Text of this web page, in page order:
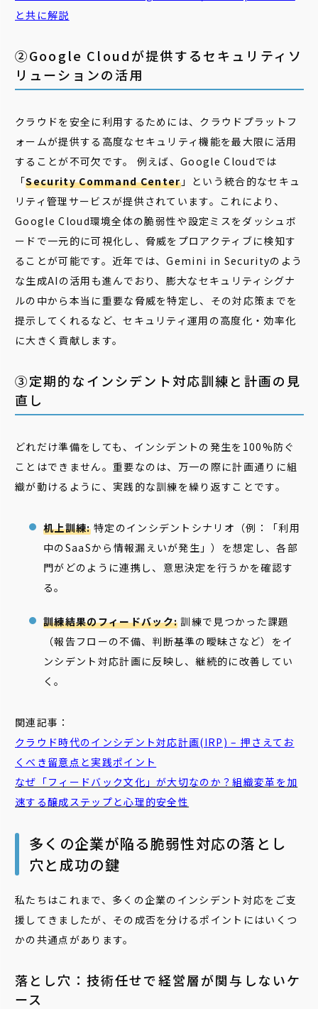
と共に解説
②Google Cloudが提供するセキュリティソ
リューションの活用
クラウドを安全に利用するためには、クラウドプラットフ
ォームが提供する高度なセキュリティ機能を最大限に活用
することが不可欠です。 例えば、Google Cloudでは
「Security Command Center」という統合的なセキュ
リティ管理サービスが提供されています。これにより、
Google Cloud環境全体の脆弱性や設定ミスをダッシュボ
ードで一元的に可視化し、脅威をプロアクティブに検知す
ることが可能です。近年では、Gemini in Securityのよう
な生成AIの活用も進んでおり、膨大なセキュリティシグナ
ルの中から本当に重要な脅威を特定し、その対応策までを
提示してくれるなど、セキュリティ運用の高度化・効率化
に大きく貢献します。
③定期的なインシデント対応訓練と計画の見
直し
どれだけ準備をしても、インシデントの発生を100%防ぐ
ことはできません。重要なのは、万一の際に計画通りに組
織が動けるように、実践的な訓練を繰り返すことです。
机上訓練:特定のインシデントシナリオ（例：「利用
中のSaaSから情報漏えいが発生」）を想定し、各部
門がどのように連携し、意思決定を行うかを確認す
る。
訓練結果のフィードバック: 訓練で見つかった課題
（報告フローの不備、判断基準の曖昧さなど）をイ
ンシデント対応計画に反映し、継続的に改善してい
く。
関連記事：
クラウド時代のインシデント対応計画(IRP) – 押さえてお
くべき留意点と実践ポイント
なぜ「フィードバック文化」が大切なのか？組織変革を加
速する醸成ステップと心理的安全性
多くの企業が陥る脆弱性対応の落とし
穴と成功の鍵
私たちはこれまで、多くの企業のインシデント対応をご支
援してきましたが、その成否を分けるポイントにはいくつ
かの共通点があります。
落とし穴：技術任せで経営層が関与しないケ
ース